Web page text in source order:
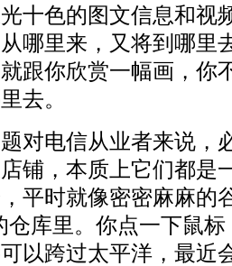
十色的图文信息和视
哪里来，又将到哪里
跟你欣赏一幅画，你
去。
电信从业者来说，
铺，本质上它们都是
平时就像密密麻麻的
仓库里。你点一下鼠
以跨过太平洋，最近